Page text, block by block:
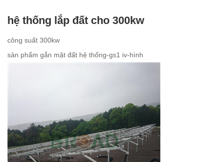
hệ thống lắp đất cho 300kw
công suất 300kw
sản phẩm gắn mặt đất hệ thống-gs1 iv-hình